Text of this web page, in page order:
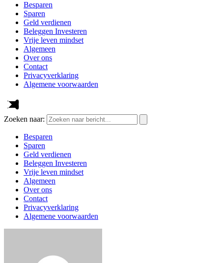
Besparen
Sparen
Geld verdienen
Beleggen Investeren
Vrije leven mindset
Algemeen
Over ons
Contact
Privacyverklaring
Algemene voorwaarden
Zoeken naar:
Besparen
Sparen
Geld verdienen
Beleggen Investeren
Vrije leven mindset
Algemeen
Over ons
Contact
Privacyverklaring
Algemene voorwaarden